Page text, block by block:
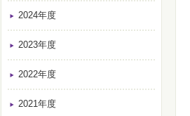
2024年度
2023年度
2022年度
2021年度